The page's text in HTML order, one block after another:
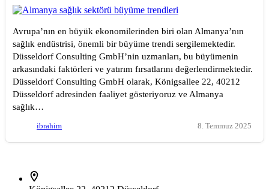
Avrupa’nın en büyük ekonomilerinden biri olan Almanya’nın
sağlık endüstrisi, önemli bir büyüme trendi sergilemektedir.
Düsseldorf Consulting GmbH’nin uzmanları, bu büyümenin
arkasındaki faktörleri ve yatırım fırsatlarını değerlendirmektedir.
Düsseldorf Consulting GmbH olarak, Königsallee 22, 40212
Düsseldorf adresinden faaliyet gösteriyoruz ve Almanya
sağlık…
ibrahim 8. Temmuz 2025